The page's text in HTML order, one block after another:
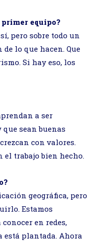
equipo?
pero sobre todo un
lo que hacen. Que
Si hay eso, los
a ser
sean buenas
con valores.
el trabajo bien hecho.
geográfica, pero
Estamos
en redes,
plantada. Ahora